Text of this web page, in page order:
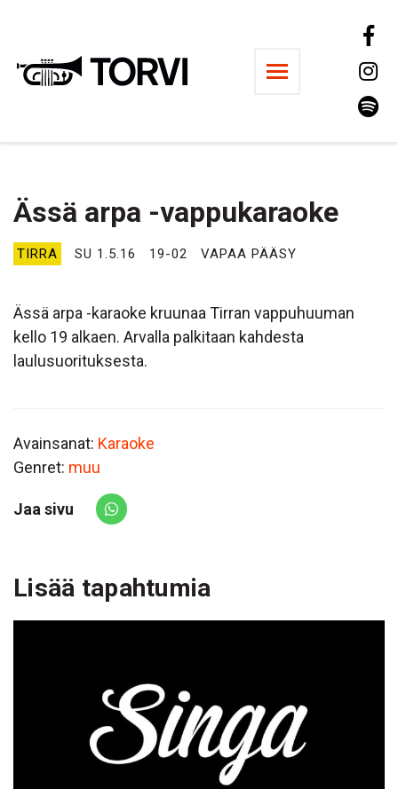
Ravintola Torvi
Ässä arpa -vappukaraoke
TIRRA SU 1.5.16 19-02 VAPAA PÄÄSY
Ässä arpa -karaoke kruunaa Tirran vappuhuuman
kello 19 alkaen. Arvalla palkitaan kahdesta
laulusuorituksesta.
Avainsanat: Karaoke
Genret: muu
Jaa sivu
Share via Whatsapp
Lisää tapahtumia